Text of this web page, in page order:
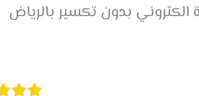
بدون تكسير بالرياض